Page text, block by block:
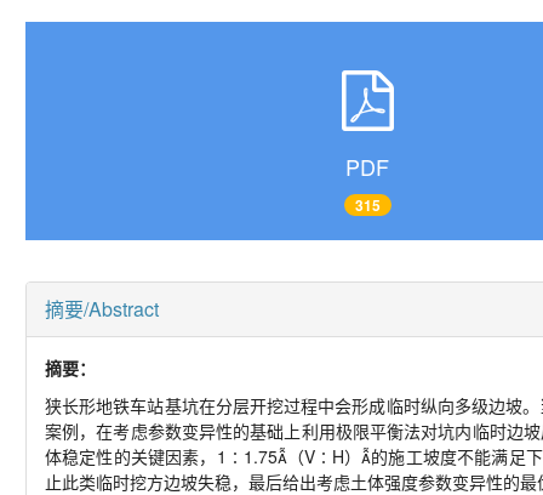
PDF
315
摘要/Abstract
摘要：
狭长形地铁车站基坑在分层开挖过程中会形成临时纵向多级边坡
案例，在考虑参数变异性的基础上利用极限平衡法对坑内临时边
体稳定性的关键因素，1∶1.75（V∶H）的施工坡度不能满足
止此类临时挖方边坡失稳，最后给出考虑土体强度参数变异性的